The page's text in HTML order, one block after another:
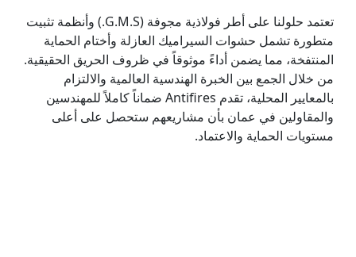
تعتمد حلولنا على أطر فولاذية مجوفة (G.M.S.) وأنظمة تثبيت
متطورة تشمل حشوات السيراميك العازلة وأختام الحماية
المنتفخة، مما يضمن أداءً موثوقاً في ظروف الحريق الحقيقية.
من خلال الجمع بين الخبرة الهندسية العالمية والالتزام
بالمعايير المحلية، تقدم Antifires ضماناً كاملاً للمهندسين
والمقاولين في عمان بأن مشاريعهم ستحصل على أعلى
مستويات الحماية والاعتماد.